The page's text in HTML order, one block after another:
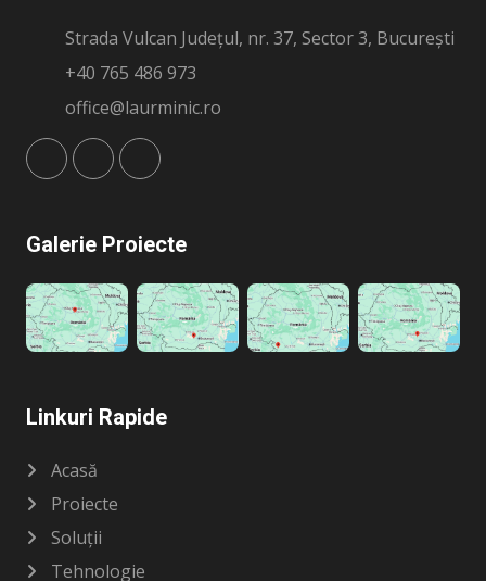
Strada Vulcan Județul, nr. 37, Sector 3, București
+40 765 486 973
office@laurminic.ro
Galerie Proiecte
Linkuri Rapide
Acasă
Proiecte
Soluții
Tehnologie